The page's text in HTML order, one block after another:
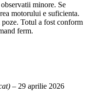
minore. Se
motorului e suficienta.
Totul a fost conform
ferm.
– 29 aprilie 2026